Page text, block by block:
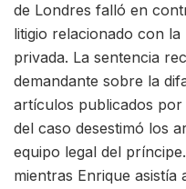
de Londres falló en
litigio relacionado con
privada. La sentencia
demandante sobre la
artículos publicados por
del caso desestimó los
equipo legal del
mientras Enrique